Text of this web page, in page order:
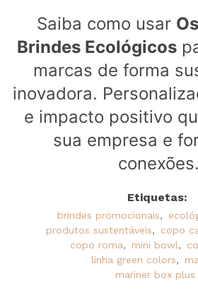
Saiba como usar
Brindes Ecológicos
marcas de forma
inovadora.
e impacto positivo
sua empresa e
conexões.
Etiquetas:
brindes promocionais,
produtos sustentáveis, copo
copo roma, mini bowl,
linha green colors,
mariner box plus